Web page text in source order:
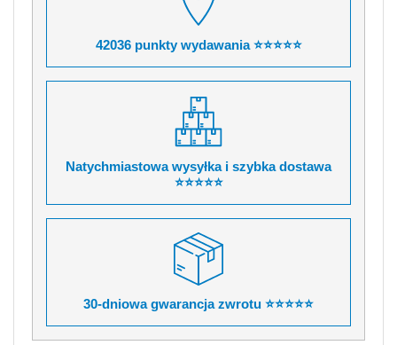
42036 punkty wydawania ⭐⭐⭐⭐⭐
Natychmiastowa wysyłka i szybka dostawa
⭐⭐⭐⭐⭐
30-dniowa gwarancja zwrotu ⭐⭐⭐⭐⭐